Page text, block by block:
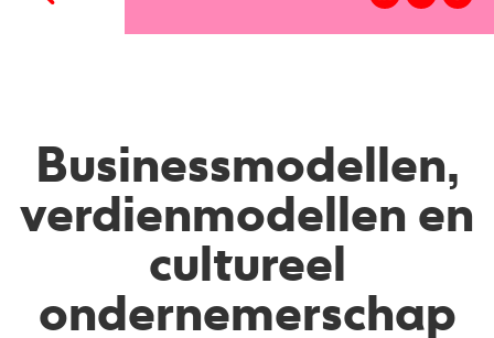
Businessmodellen,
verdienmodellen en
cultureel
ondernemerschap